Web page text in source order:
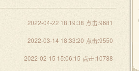
2022-04-22 18:19:38 点击:9681
2022-03-14 18:33:20 点击:9550
2022-02-15 15:06:15 点击:10788